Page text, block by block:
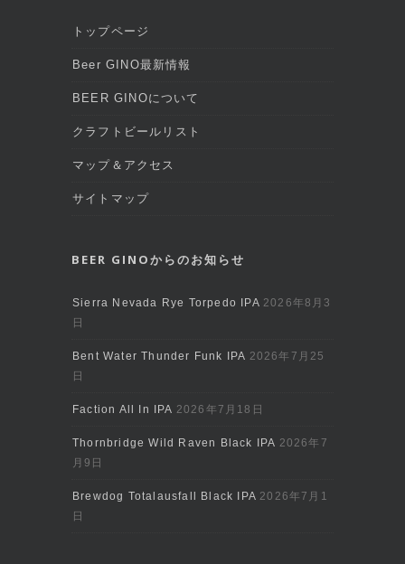
トップページ
Beer GINO最新情報
BEER GINOについて
クラフトビールリスト
マップ＆アクセス
サイトマップ
BEER GINOからのお知らせ
Sierra Nevada Rye Torpedo IPA 2026年8月3
日
Bent Water Thunder Funk IPA 2026年7月25
日
Faction All In IPA 2026年7月18日
Thornbridge Wild Raven Black IPA 2026年7
月9日
Brewdog Totalausfall Black IPA 2026年7月1
日